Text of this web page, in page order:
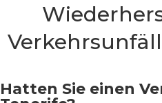
Hatten Sie einen